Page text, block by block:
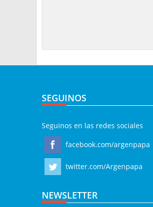
SEGUINOS
Seguinos en las redes sociales
facebook.com/argenpapa
twitter.com/Argenpapa
NEWSLETTER